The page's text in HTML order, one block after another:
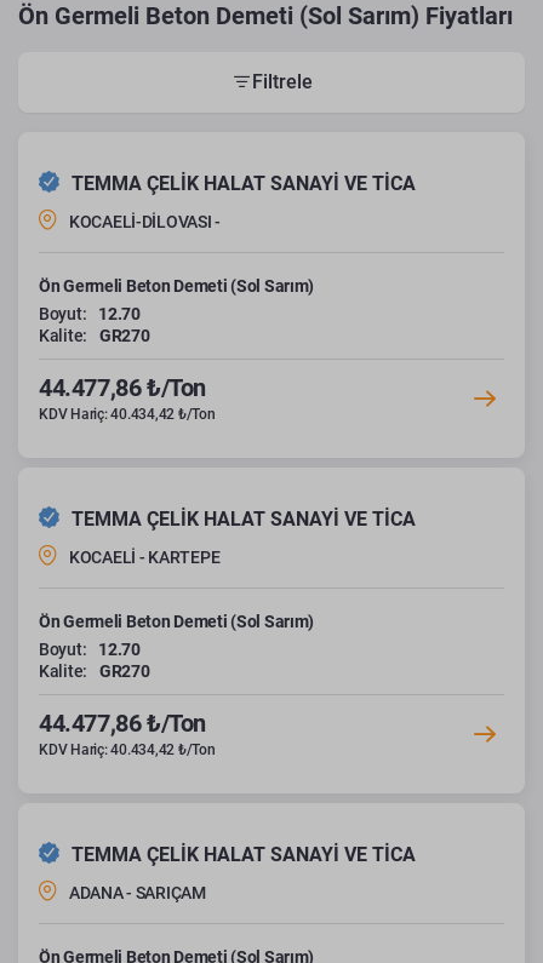
Ön Germeli Beton Demeti (Sol Sarım) Fiyatları
Filtrele
TEMMA ÇELİK HALAT SANAYİ VE TİCA
KOCAELİ-DİLOVASI -
Ön Germeli Beton Demeti (Sol Sarım)
Boyut:
12.70
Kalite:
GR270
44.477,86 ₺/Ton
KDV Hariç: 40.434,42 ₺/Ton
TEMMA ÇELİK HALAT SANAYİ VE TİCA
KOCAELİ - KARTEPE
Ön Germeli Beton Demeti (Sol Sarım)
Boyut:
12.70
Kalite:
GR270
44.477,86 ₺/Ton
KDV Hariç: 40.434,42 ₺/Ton
TEMMA ÇELİK HALAT SANAYİ VE TİCA
ADANA - SARIÇAM
Ön Germeli Beton Demeti (Sol Sarım)